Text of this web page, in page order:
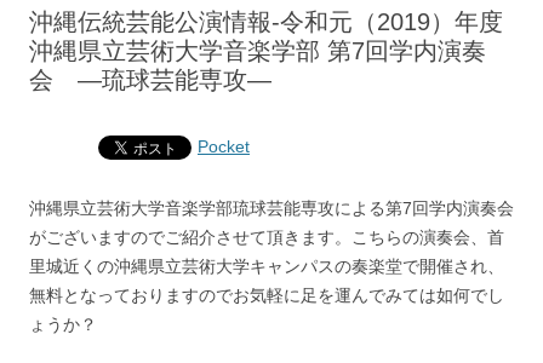
沖縄伝統芸能公演情報‐令和元（2019）年度
沖縄県立芸術大学音楽学部 第7回学内演奏
会 ―琉球芸能専攻―
Pocket
沖縄県立芸術大学音楽学部琉球芸能専攻による第7回学内演奏会
がございますのでご紹介させて頂きます。こちらの演奏会、首
里城近くの沖縄県立芸術大学キャンパスの奏楽堂で開催され、
無料となっておりますのでお気軽に足を運んでみては如何でし
ょうか？